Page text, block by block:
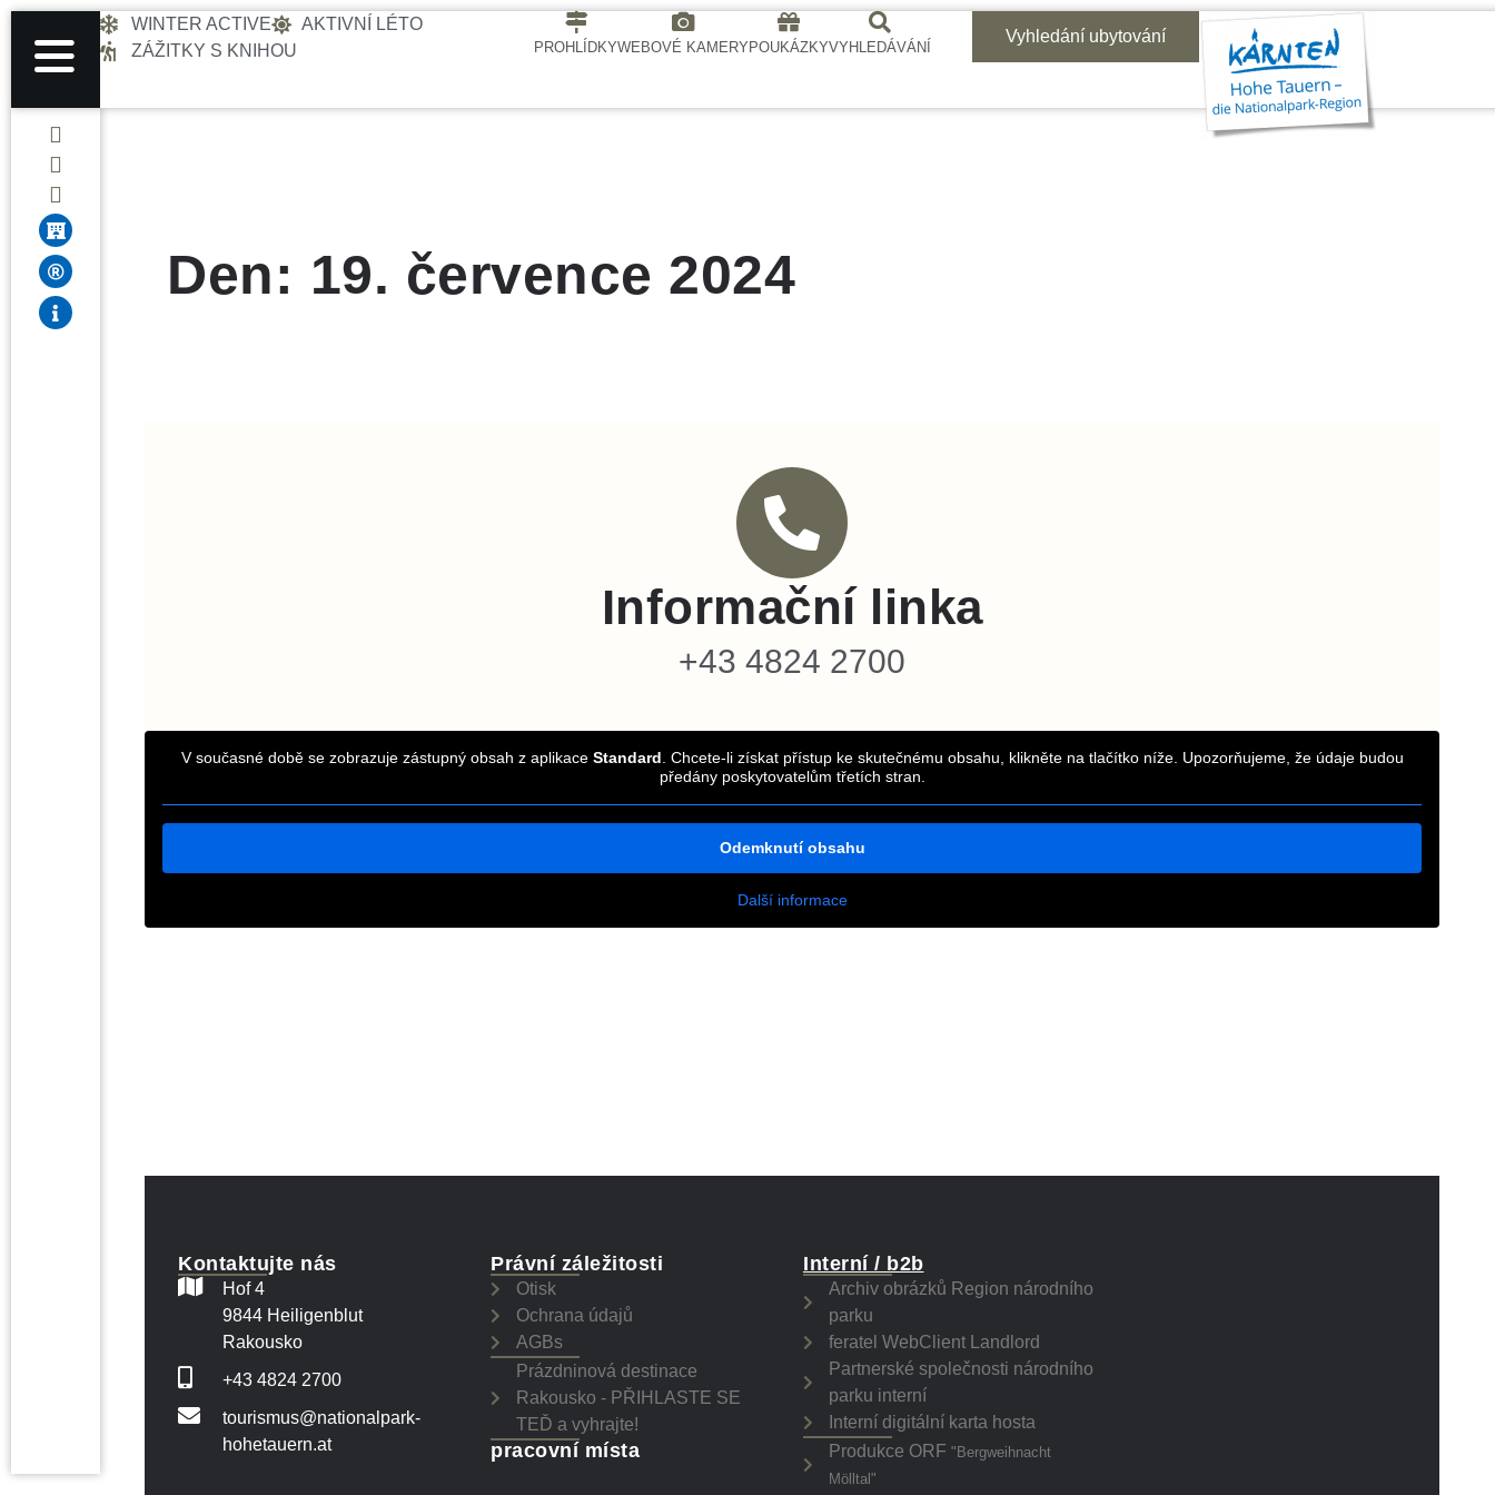
WINTER ACTIVE
AKTIVNÍ LÉTO
ZÁŽITKY S KNIHOU
PROHLÍDKYWEBOVÉ KAMERY POUKÁZKYVYHLEDÁVÁNÍ
Vyhledání ubytování
Den: 19. července 2024
Informační linka
+43 4824 2700
V současné době se zobrazuje zástupný obsah z aplikace Standard . Chcete-li získat přístup ke skutečnému obsahu, klikněte na tlačítko níže. Upozorňujeme, že údaje budou
předány poskytovatelům třetích stran.
Odemknutí obsahu
Další informace
Kontaktujte nás
Hof 4
9844 Heiligenblut
Rakousko
+43 4824 2700
tourismus@nationalpark-
hohetauern.at
Právní záležitosti
Otisk
Ochrana údajů
AGBs
Prázdninová destinace
Rakousko - PŘIHLASTE SE
TEĎ a vyhrajte!
pracovní místa
Interní / b2b
Archiv obrázků Region národního
parku
feratel WebClient Landlord
Partnerské společnosti národního
parku interní
Interní digitální karta hosta
Produkce ORF "Bergweihnacht
Mölltal"